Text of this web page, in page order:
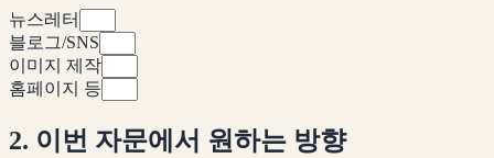
뉴스레터
블로그/SNS
이미지 제작
홈페이지 등
2. 이번 자문에서 원하는 방향